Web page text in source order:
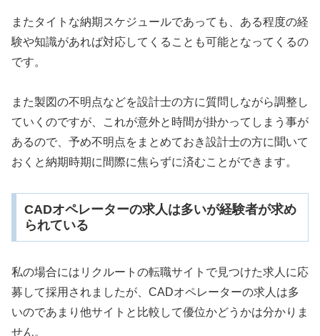
またタイトな納期スケジュールであっても、ある程度の経
験や知識があれば対応してくることも可能となってくるの
です。
また製図の不明点などを設計士の方に質問しながら調整し
ていくのですが、これが意外と時間が掛かってしまう事が
あるので、予め不明点をまとめておき設計士の方に聞いて
おくと納期時期に間際に焦らずに済むことができます。
CADオペレーターの求人は多いが経験者が求め
られている
私の場合にはリクルートの転職サイトで見つけた求人に応
募して採用されましたが、CADオペレーターの求人は多
いのであまり他サイトと比較して優位かどうかは分かりま
せん。